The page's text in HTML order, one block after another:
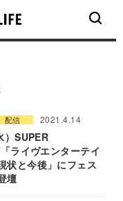
配信 2021.4.14
）SUPER
ライヴエンターテイ
状と今後」にフェス
壇